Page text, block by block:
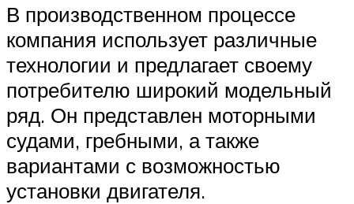
В производственном процессе
компания использует различные
технологии и предлагает своему
потребителю широкий модельный
ряд. Он представлен моторными
судами, гребными, а также
вариантами с возможностью
установки двигателя.